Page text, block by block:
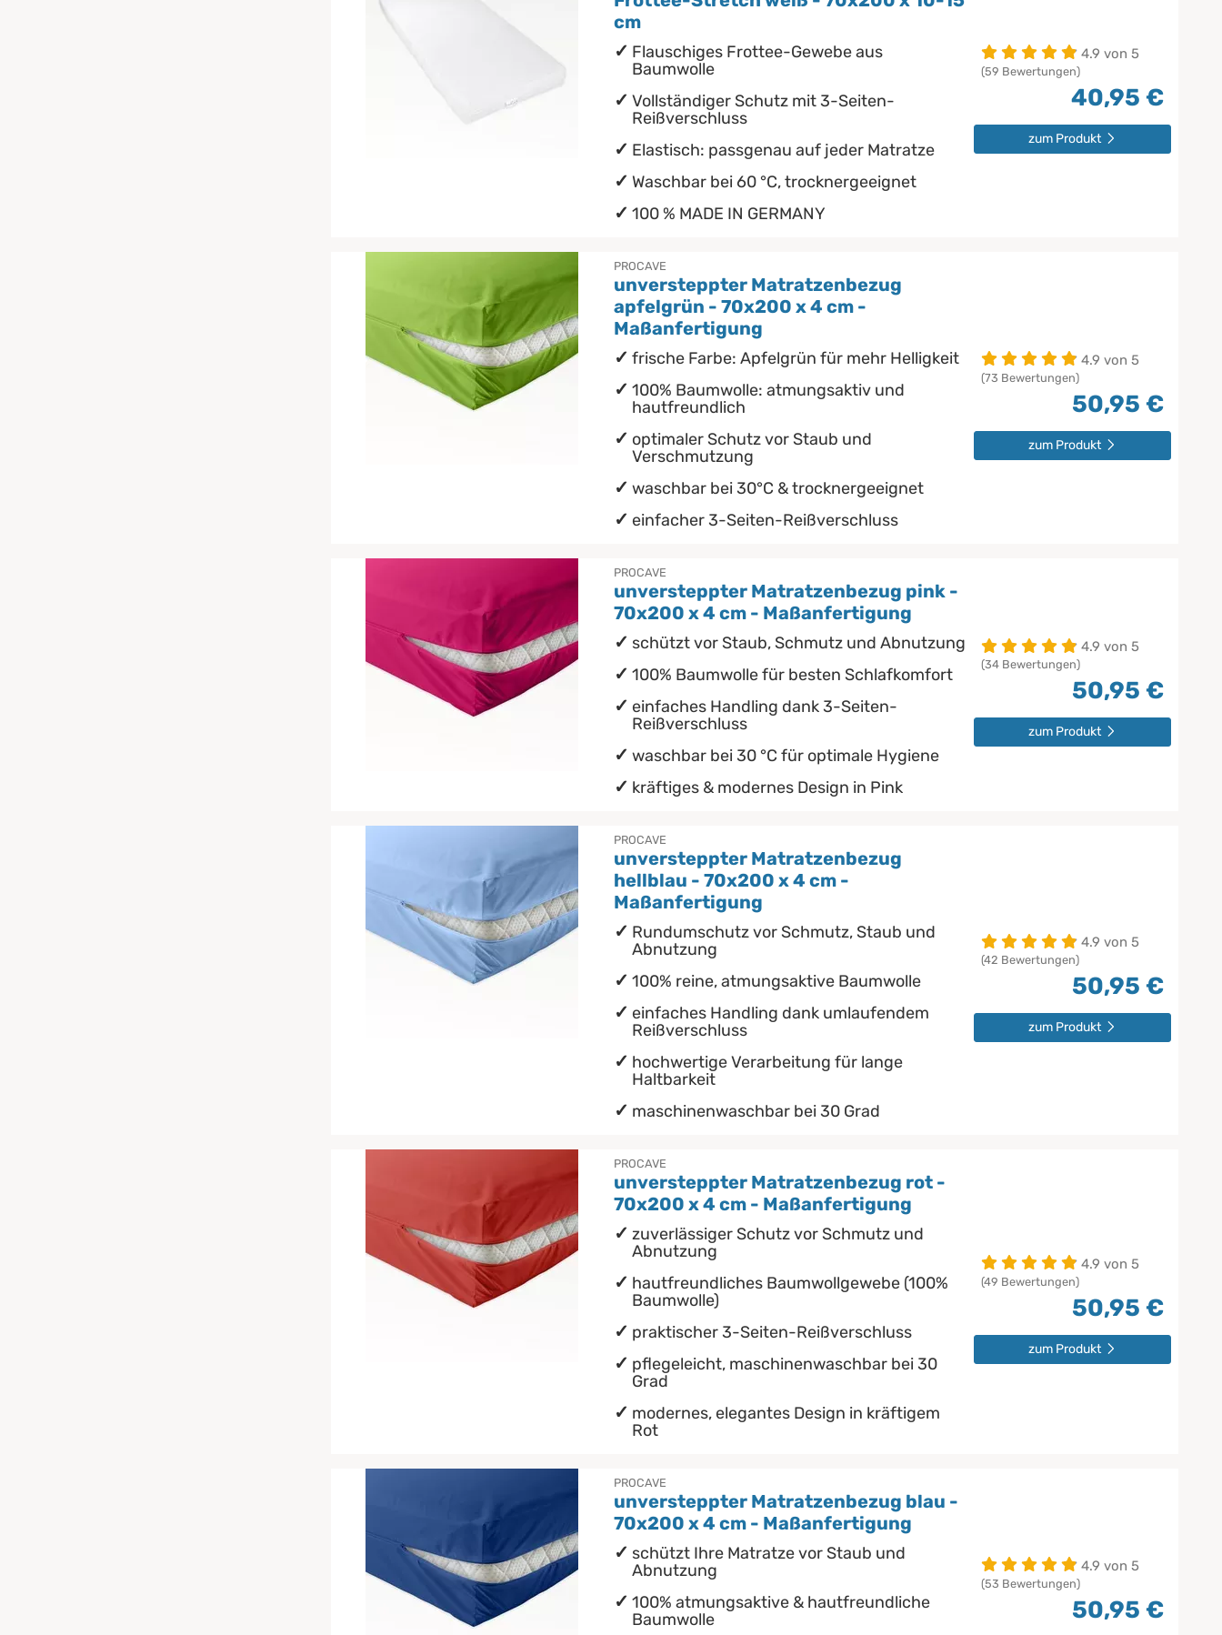
cm
Flauschiges Frottee-Gewebe aus
Baumwolle
Vollständiger Schutz mit 3-Seiten-
Reißverschluss
Elastisch: passgenau auf jeder Matratze
Waschbar bei 60 °C, trocknergeeignet
100 % MADE IN GERMANY
4.9 von 5
(59 Bewertungen)
40,95 €
zum Produkt
PROCAVE
unversteppter Matratzenbezug
apfelgrün - 70x200 x 4 cm -
Maßanfertigung
frische Farbe: Apfelgrün für mehr Helligkeit
100% Baumwolle: atmungsaktiv und
hautfreundlich
optimaler Schutz vor Staub und
Verschmutzung
waschbar bei 30°C & trocknergeeignet
einfacher 3-Seiten-Reißverschluss
4.9 von 5
(73 Bewertungen)
50,95 €
zum Produkt
PROCAVE
unversteppter Matratzenbezug pink -
70x200 x 4 cm - Maßanfertigung
schützt vor Staub, Schmutz und Abnutzung
100% Baumwolle für besten Schlafkomfort
einfaches Handling dank 3-Seiten-
Reißverschluss
waschbar bei 30 °C für optimale Hygiene
kräftiges & modernes Design in Pink
4.9 von 5
(34 Bewertungen)
50,95 €
zum Produkt
PROCAVE
unversteppter Matratzenbezug
hellblau - 70x200 x 4 cm -
Maßanfertigung
Rundumschutz vor Schmutz, Staub und
Abnutzung
100% reine, atmungsaktive Baumwolle
einfaches Handling dank umlaufendem
Reißverschluss
hochwertige Verarbeitung für lange
Haltbarkeit
maschinenwaschbar bei 30 Grad
4.9 von 5
(42 Bewertungen)
50,95 €
zum Produkt
PROCAVE
unversteppter Matratzenbezug rot -
70x200 x 4 cm - Maßanfertigung
zuverlässiger Schutz vor Schmutz und
Abnutzung
hautfreundliches Baumwollgewebe (100%
Baumwolle)
praktischer 3-Seiten-Reißverschluss
pflegeleicht, maschinenwaschbar bei 30
Grad
modernes, elegantes Design in kräftigem
Rot
4.9 von 5
(49 Bewertungen)
50,95 €
zum Produkt
PROCAVE
unversteppter Matratzenbezug blau -
70x200 x 4 cm - Maßanfertigung
schützt Ihre Matratze vor Staub und
Abnutzung
100% atmungsaktive & hautfreundliche
Baumwolle
4.9 von 5
(53 Bewertungen)
50,95 €